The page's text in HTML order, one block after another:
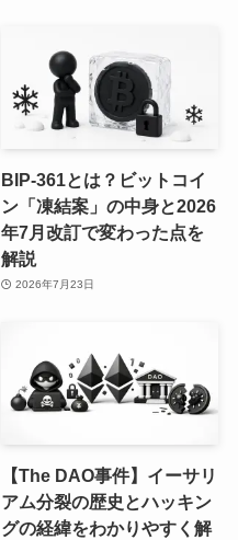
BIP-361とは？ビットコイ
ン「凍結案」の中身と2026
年7月改訂で変わった点を
解説
2026年7月23日
【The DAO事件】イーサリ
アム分裂の歴史とハッキン
グの経緯をわかりやすく解